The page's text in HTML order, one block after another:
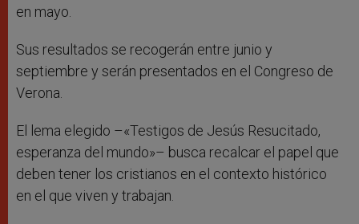
en mayo.
Sus resultados se recogerán entre junio y
septiembre y serán presentados en el Congreso de
Verona.
El lema elegido –«Testigos de Jesús Resucitado,
esperanza del mundo»– busca recalcar el papel que
deben tener los cristianos en el contexto histórico
en el que viven y trabajan.